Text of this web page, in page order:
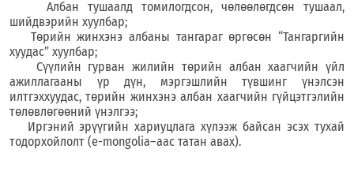
Албан тушаалд томилогдсон, чөлөөлөгдсөн тушаал,
шийдвэрийн хуулбар;
Төрийн жинхэнэ албаны тангараг өргөсөн “Тангаргийн
хуудас” хуулбар;
Сүүлийн гурван жилийн төрийн албан хаагчийн үйл
ажиллагааны үр дүн, мэргэшлийн түвшинг үнэлсэн
илтгэххуудас, төрийн жинхэнэ албан хаагчийн гүйцэтгэлийн
төлөвлөгөөний үнэлгээ;
Иргэний эрүүгийн хариуцлага хүлээж байсан эсэх тухай
тодорхойлолт (e-mongolia–аас татан авах).